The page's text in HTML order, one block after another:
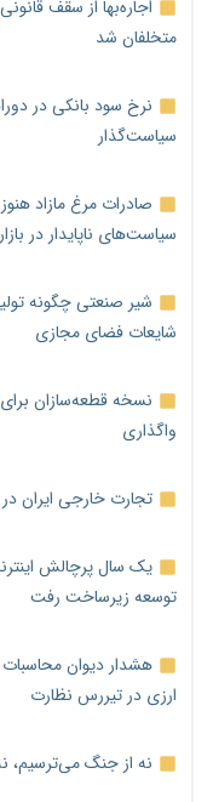
اجاره‌بها از سقف
متخلفان شد
نرخ سود بانکی در
سیاست‌گذار
صادرات مرغ مازاد
سیاست‌های ناپایدار در
شیر صنعتی چگونه
شایعات فضای مجازی
نسخه قطعه‌سازان
واگذاری
تجارت خارجی ایران در
یک سال پرچالش
توسعه زیرساخت رفت
ارزی در تیررس نظارت
نه از جنگ می‌ترسیم،